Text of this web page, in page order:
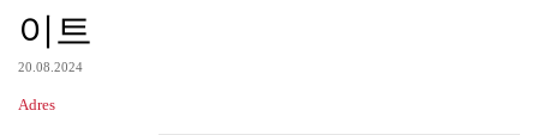
이트
20.08.2024
Adres